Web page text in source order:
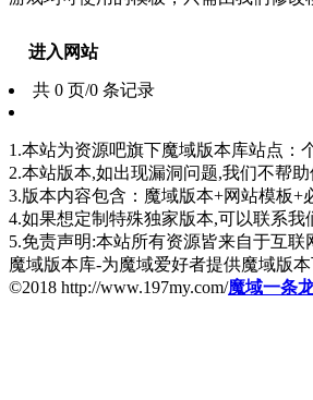
进入网站
共 0 页/0 条记录
1.本站为资源吧旗下魔域版本库站点：
2.本站版本,如出现漏洞问题,我们不帮
3.版本内容包含：魔域版本+网站模板+
4.如果想定制特殊独家版本,可以联系我
5.免责声明:本站所有资源皆来自于互联
魔域版本库-为魔域爱好者提供魔域版
©2018 http://www.197my.com/魔域一条